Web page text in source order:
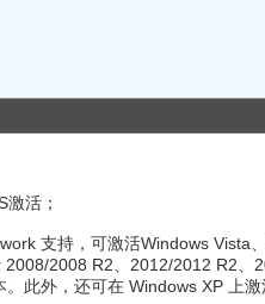
活；
支持，可激活Windows Vista
2008 R2、2012/2012 R2、
此外，还可在 Windows XP 上激